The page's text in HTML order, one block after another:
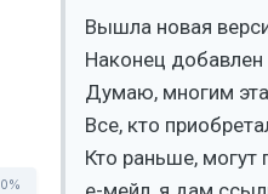
0%
Вышла новая
Наконец добавлен
Думаю, многим
Все, кто
Кто раньше, могут